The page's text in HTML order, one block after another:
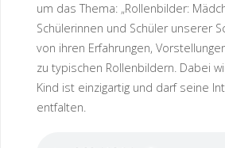
um das Thema: „Rollenbilder:
Schülerinnen und Schüler unserer
von ihren Erfahrungen,
zu typischen Rollenbildern. Dabei
Kind ist einzigartig und darf seine
entfalten.